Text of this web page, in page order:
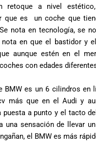
retoque a nivel
que es un coche que
nota en tecnología, se
en que el bastidor y
aunque estén en el
con edades
BMW es un 6 cilindros en
más que en el Audi y
puesta a punto y el tacto
una sensación de llevar
el BMW es más